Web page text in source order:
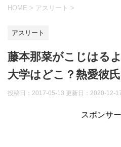
HOME > アスリート >
アスリート
藤本那菜がこじはる
大学はどこ？熱愛彼氏
投稿日：2017-05-13 更新日： 2020-12-
スポンサ